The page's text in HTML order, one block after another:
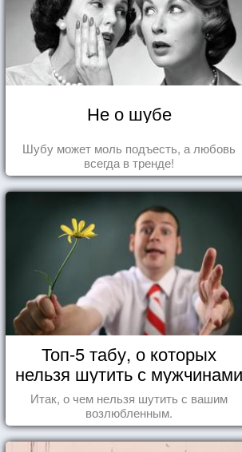
Не о шубе
Шубу может моль подъесть, а любовь
всегда в тренде!
Топ-5 табу, о которых
нельзя шутить с мужчинами
Итак, о чем нельзя шутить с вашим
возлюбленным.